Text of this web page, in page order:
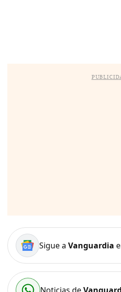
Sigue a Vanguardia